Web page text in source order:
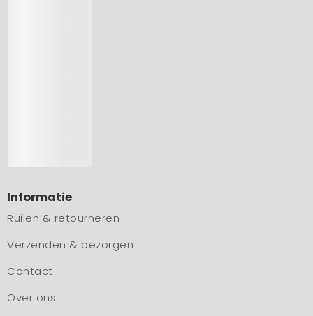
Informatie
Ruilen & retourneren
Verzenden & bezorgen
Contact
Over ons